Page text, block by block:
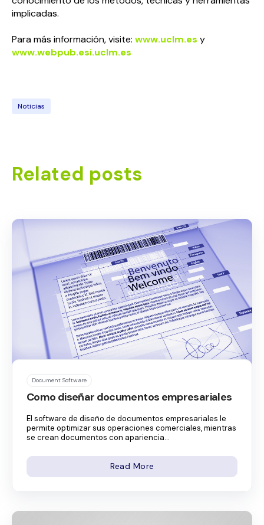
implicadas.
Para más información, visite: www.uclm.es y
www.webpub.esi.uclm.es
Noticias
Related posts
Document Software
Como diseñar documentos empresariales
El software de diseño de documentos empresariales le
permite optimizar sus operaciones comerciales, mientras
se crean documentos con apariencia...
Read More